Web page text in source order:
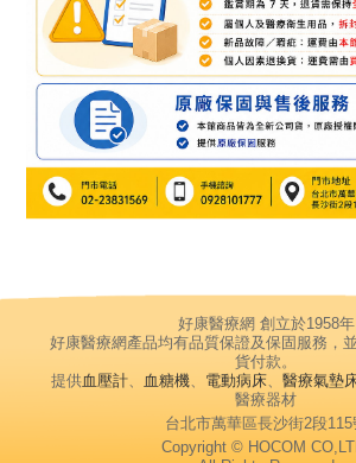
好康醫療網 創立於1958年
好康醫療網產品均有品質保證及保固服務，
貨付款。
提供血壓計、 血糖機、 電動病床、 醫療氣墊
醫療器材
台北市萬華區長沙街2段115
Copyright © HOCOM